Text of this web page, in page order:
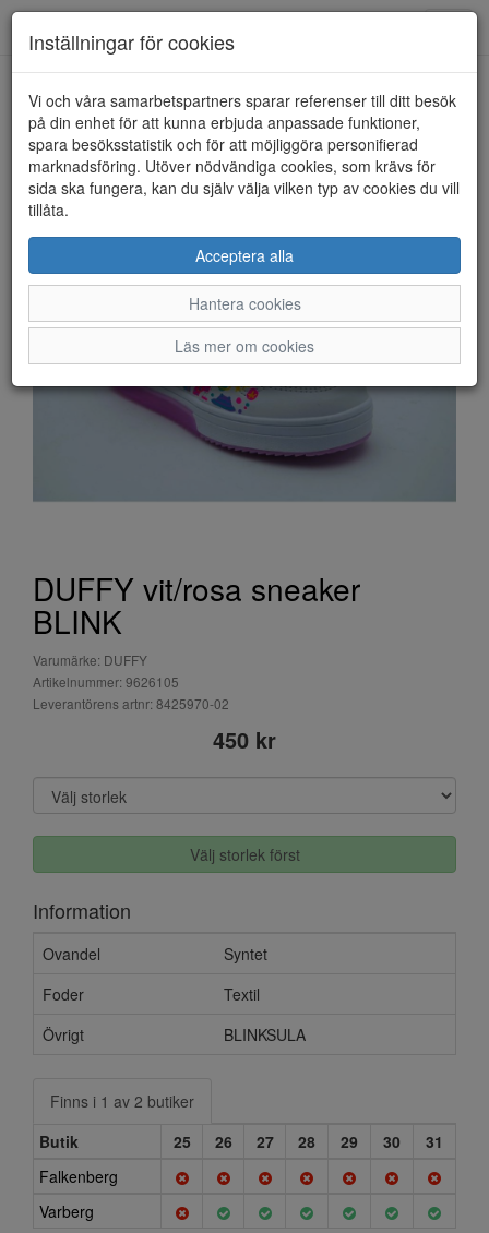
HEM DUFFY
DUFFY vit/rosa sneaker
BLINK
Varumärke: DUFFY
Artikelnummer: 9626105
Leverantörens artnr: 8425970-02
450 kr
Välj storlek först
Information
Ovandel
Syntet
Foder
Textil
Övrigt
BLINKSULA
Finns i 1 av 2 butiker
Butik
25 26 27 28 29 30
31
Falkenberg
Varberg
Inställningar för cookies
Vi och våra samarbetspartners sparar referenser till ditt besök
på din enhet för att kunna erbjuda anpassade funktioner,
spara besöksstatistik och för att möjliggöra personifierad
marknadsföring. Utöver nödvändiga cookies, som krävs för
sida ska fungera, kan du själv välja vilken typ av cookies du vill
tillåta.
Acceptera alla
Hantera cookies
Läs mer om cookies